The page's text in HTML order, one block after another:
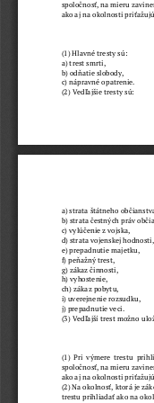
spoločnosť, na mieru
ako aj na okolnosti
(1) Hlavné tresty sú:
a) trest smrti,
b) odňatie slobody,
c) nápravné opatrenie.
(2) Vedľajšie tresty sú:
a) strata štátneho
b) strata čestných práv
c) vylúčenie z vojska,
d) strata vojenskej hodnosti,
e) prepadnutie majetku,
f) peňažný trest,
g) zákaz činnosti,
h) vyhostenie,
ch) zákaz pobytu,
i) uverejnenie rozsudku,
j) prepadnutie veci.
(3) Vedľajší trest možno
(1) Pri výmere trestu
spoločnosť, na mieru
ako aj na okolnosti
(2) Na okolnosť, ktorá je
trestu prihliadať ako na